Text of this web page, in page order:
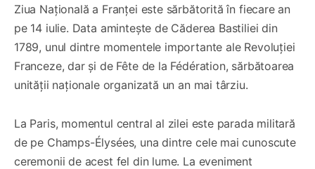
Ziua Națională a Franței este sărbătorită în fiecare an
pe 14 iulie. Data amintește de Căderea Bastiliei din
1789, unul dintre momentele importante ale Revoluției
Franceze, dar și de Fête de la Fédération, sărbătoarea
unității naționale organizată un an mai târziu.
La Paris, momentul central al zilei este parada militară
de pe Champs-Élysées, una dintre cele mai cunoscute
ceremonii de acest fel din lume. La eveniment